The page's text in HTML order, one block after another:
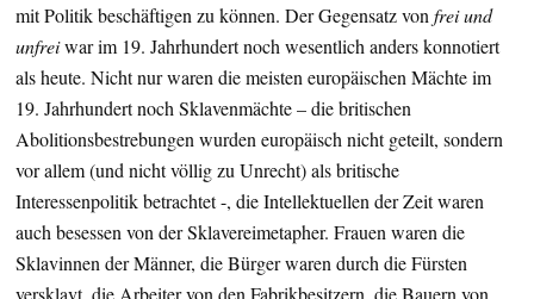
mit Politik beschäftigen zu können. Der Gegensatz von frei und
unfreiwar im 19. Jahrhundert noch wesentlich anders konnotiert
als heute. Nicht nur waren die meisten europäischen Mächte im
19. Jahrhundert noch Sklavenmächte – die britischen
Abolitionsbestrebungen wurden europäisch nicht geteilt, sondern
vor allem (und nicht völlig zu Unrecht) als britische
Interessenpolitik betrachtet -, die Intellektuellen der Zeit waren
auch besessen von der Sklavereimetapher. Frauen waren die
Sklavinnen der Männer, die Bürger waren durch die Fürsten
versklavt, die Arbeiter von den Fabrikbesitzern, die Bauern von